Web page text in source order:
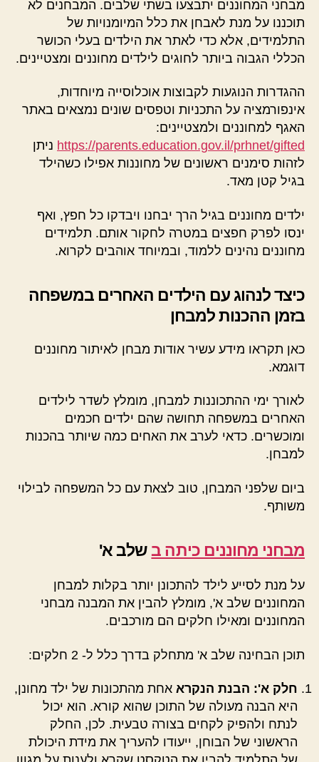
מבחני המחוננים יתבצעו בשתי שלבים. המבחנים לא
תוכננו על מנת לאבחן את כלל המיומנויות של
התלמידים, אלא כדי לאתר את הילדים בעלי הכושר
הכללי הגבוה ביותר לחוגים לילדים מחוננים ומצטיינים.
ההגדרות הנוגעות לקבוצות אוכלוסייה מיוחדות,
אינפורמציה על התכניות וטפסים שונים נמצאים באתר
האגף למחוננים ולמצטיינים:
https://parents.education.gov.il/prhnet/gifted ניתן
לזהות סימנים ראשונים של מחוננות אפילו כשהילד
בגיל קטן מאד.
ילדים מחוננים בגיל הרך יבחנו ויבדקו כל חפץ, ואף
ינסו לפרק חפצים במטרה לחקור אותם. תלמידים
מחוננים נהינים ללמוד, ובמיוחד אוהבים לקרוא.
כיצד לנהוג עם הילדים האחרים במשפחה
בזמן ההכנות למבחן
כאן תקראו מידע עשיר אודות מבחן לאיתור מחוננים
דוגמא.
לאורך ימי ההתכוננות למבחן, מומלץ לשדר לילדים
האחרים במשפחה תחושה שהם ילדים חכמים
ומוכשרים. כדאי לערב את האחים כמה שיותר בהכנות
למבחן.
ביום שלפני המבחן, טוב לצאת עם כל המשפחה לבילוי
משותף.
מבחני מחוננים כיתה ב שלב א'
על מנת לסייע לילד להתכונן יותר בקלות למבחן
המחוננים שלב א', מומלץ להבין את המבנה מבחני
המחוננים ומאילו חלקים הם מורכבים.
תוכן הבחינה שלב א' מתחלק בדרך כלל ל- 2 חלקים:
חלק א': הבנת הנקרא אחת מהתכונות של ילד מחונן,
היא הבנה מעולה של התוכן שהוא קורא. הוא יכול
לנתח ולהפיק לקחים בצורה טבעית. לכן, החלק
הראשוני של הבוחן, ייעודו להעריך את מידת היכולת